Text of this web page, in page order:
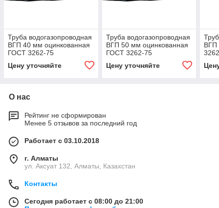
Труба водогазопроводная
ВГП 40 мм оцинкованная
ГОСТ 3262-75
Цену уточняйте
Труба водогазопроводная
ВГП 50 мм оцинкованная
ГОСТ 3262-75
Цену уточняйте
ВГП
О нас
Рейтинг не сформирован
Менее 5 отзывов за последний год
Работает с 03.10.2018
г. Алматы
ул. Аксуат 132, Алматы, Казахстан
Контакты
Сегодня работает с 08:00 до 21:00